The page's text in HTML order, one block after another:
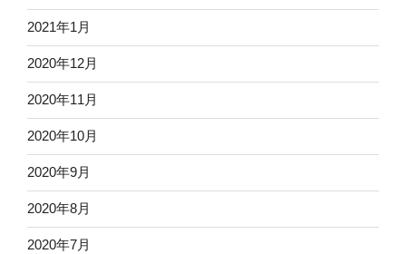
2021年1月
2020年12月
2020年11月
2020年10月
2020年9月
2020年8月
2020年7月